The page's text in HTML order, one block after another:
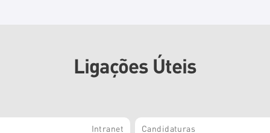
Ligações Úteis
Intranet Candidaturas